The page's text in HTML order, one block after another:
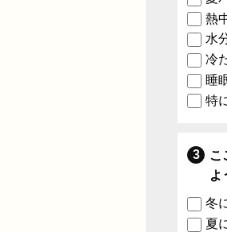
熱
水
冷
睡
特
こ
よ
冬
夏